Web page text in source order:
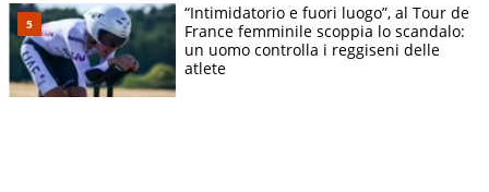
“Intimidatorio e fuori luogo”, al Tour de
France femminile scoppia lo scandalo:
un uomo controlla i reggiseni delle
atlete